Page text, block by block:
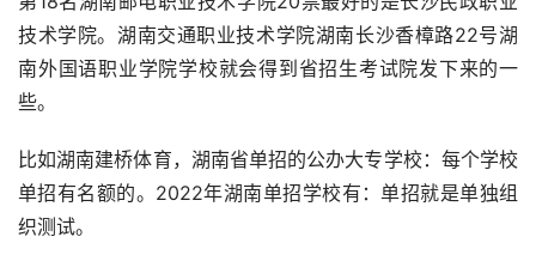
技术学院。湖南交通职业技术学院湖南长沙香樟路22号湖
南外国语职业学院学校就会得到省招生考试院发下来的一
些。
比如湖南建桥体育，湖南省单招的公办大专学校：每个学校
单招有名额的。2022年湖南单招学校有：单招就是单独组
织测试。